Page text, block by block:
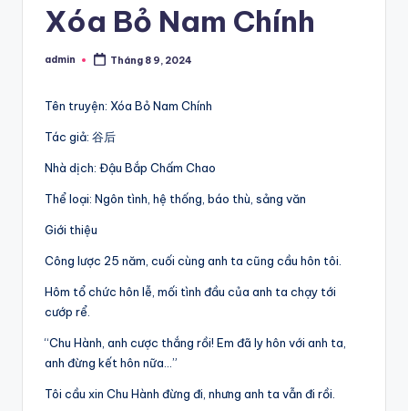
Xóa Bỏ Nam Chính
Posted
admin Tháng 8 9, 2024
Tên truyện: Xóa Bỏ Nam Chính
Tác giả: 谷后
Nhà dịch: Đậu Bắp Chấm Chao
Thể loại: Ngôn tình, hệ thống, báo thù, sảng văn
Giới thiệu
Công lược 25 năm, cuối cùng anh ta cũng cầu hôn tôi.
Hôm tổ chức hôn lễ, mối tình đầu của anh ta chạy tới
cướp rể.
“Chu Hành, anh cược thắng rồi! Em đã ly hôn với anh ta,
anh đừng kết hôn nữa…”
Tôi cầu xin Chu Hành đừng đi, nhưng anh ta vẫn đi rồi.